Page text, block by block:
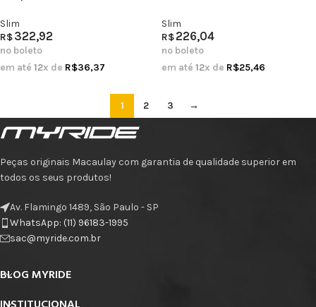
Slim
R$322,92
no boleto
em até 12x de R$36,37
Slim
R$226,04
no boleto
em até 12x de R$25,46
1 2 3 →
Peças originais Macaulay com garantia de qualidade superior em
todos os seus produtos!
Av. Flamingo 1489, São Paulo - SP
WhatsApp: (11) 96183-1995
sac@myride.com.br
BLOG MYRIDE